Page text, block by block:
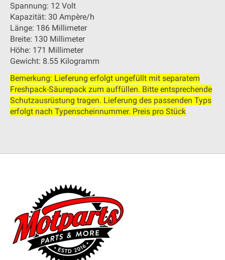
Spannung: 12 Volt
Kapazität: 30 Ampère/h
Länge: 186 Millimeter
Breite: 130 Millimeter
Höhe: 171 Millimeter
Gewicht: 8.55 Kilogramm
Bemerkung: Lieferung erfolgt ungefüllt mit separatem
Freshpack-Säurepack zum auffüllen. Bitte entsprechende
Schutzausrüstung tragen. Lieferung des passenden Typs
erfolgt nach Typenscheinnummer. Preis pro Stück